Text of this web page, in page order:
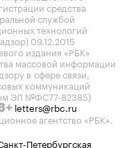
средства
службой
технологий
09.12.2015
издания «РБК»
массовой информации
в сфере связи,
коммуникаций
ЭЛ №ФС77-82385)
letters@rbc.ru
агентство «РБК».
Петербургская